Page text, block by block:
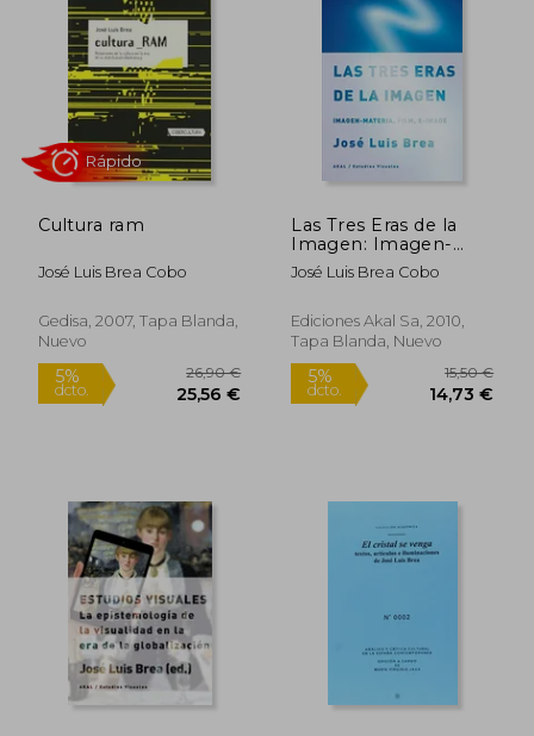
Cultura ram
José Luis Brea Cobo
Gedisa, 2007, Tapa Blanda,
Nuevo
5%
dcto.
26,90 €
25,56 €
Las Tres Eras de la
Imagen: Imagen-
Materia, Film, E-
Image
José Luis Brea Cobo
Ediciones Akal Sa, 2010,
Tapa Blanda, Nuevo
5%
dcto.